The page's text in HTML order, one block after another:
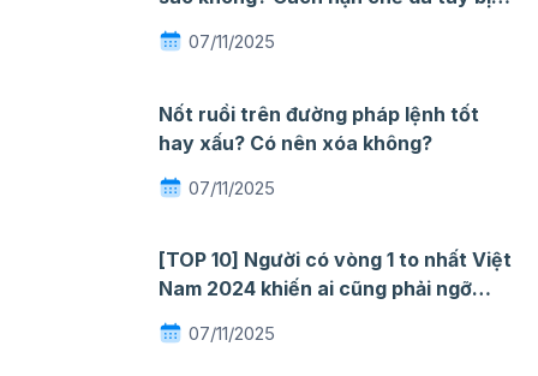
nhăn khi gặp nước
07/11/2025
Nốt ruồi trên đường pháp lệnh tốt
hay xấu? Có nên xóa không?
07/11/2025
[TOP 10] Người có vòng 1 to nhất Việt
Nam 2024 khiến ai cũng phải ngỡ
ngàng mê đắm
07/11/2025